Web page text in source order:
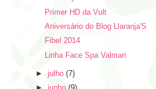
Primer HD da Vult
Aniversário do Blog Llaranja'S
Fibel 2014
Linha Face Spa Valmari
►julho(7)